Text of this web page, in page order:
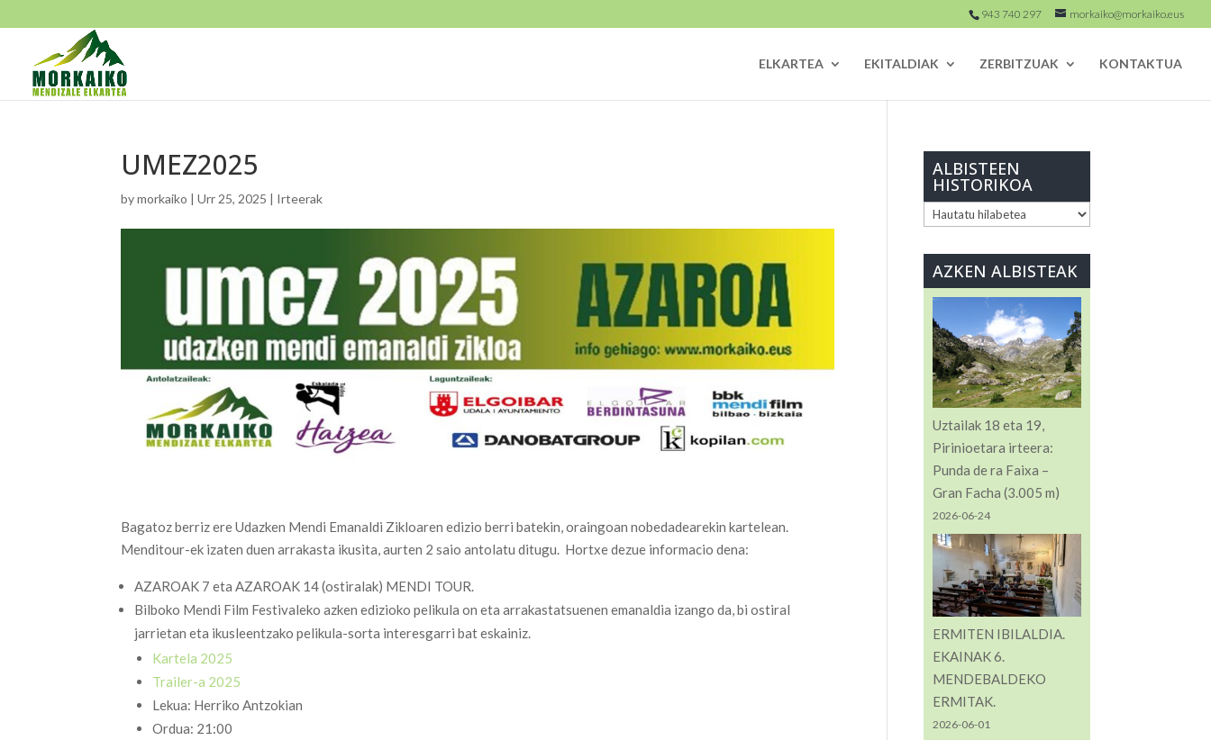
943 740 297 morkaiko@morkaiko.eus
ELKARTEA EKITALDIAK ZERBITZUAK KONTAKTUA
UMEZ2025
bymorkaiko |Urr 25, 2025 | Irteerak
Bagatoz berriz ere Udazken Mendi Emanaldi Zikloaren edizio berri batekin, oraingoan nobedadearekin kartelean.
Menditour-ek izaten duen arrakasta ikusita, aurten 2 saio antolatu ditugu. Hortxe dezue informacio dena:
AZAROAK 7 eta AZAROAK 14 (ostiralak) MENDI TOUR.
Bilboko Mendi Film Festivaleko azken edizioko pelikula on eta arrakastatsuenen emanaldia izango da, bi ostiral
jarrietan eta ikusleentzako pelikula-sorta interesgarri bat eskainiz.
Kartela 2025
Trailer-a 2025
Lekua: Herriko Antzokian
Ordua: 21:00
ALBISTEEN
HISTORIKOA
ALBISTEEN
AZKEN ALBISTEAK
Uztailak 18 eta 19,
Pirinioetara irteera:
Punda de ra Faixa –
Gran Facha (3.005 m)
2026-06-24
ERMITEN IBILALDIA.
EKAINAK 6.
MENDEBALDEKO
ERMITAK.
2026-06-01